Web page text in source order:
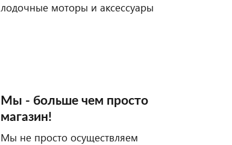
лодочные моторы и аксессуары
Мы - больше чем просто
магазин!
Мы не просто осуществляем